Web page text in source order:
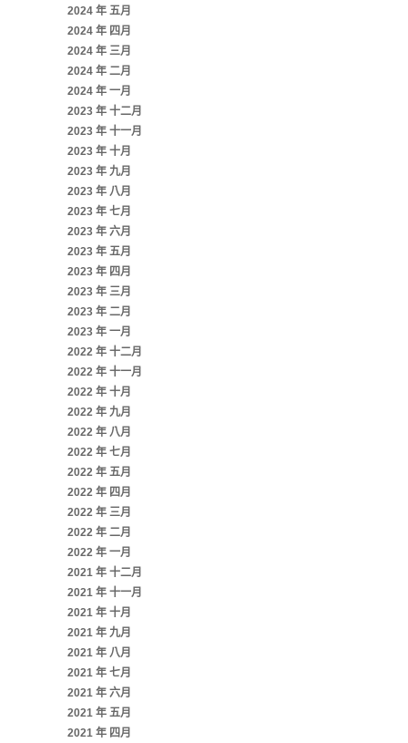
2024 年 五月
2024 年 四月
2024 年 三月
2024 年 二月
2024 年 一月
2023 年 十二月
2023 年 十一月
2023 年 十月
2023 年 九月
2023 年 八月
2023 年 七月
2023 年 六月
2023 年 五月
2023 年 四月
2023 年 三月
2023 年 二月
2023 年 一月
2022 年 十二月
2022 年 十一月
2022 年 十月
2022 年 九月
2022 年 八月
2022 年 七月
2022 年 五月
2022 年 四月
2022 年 三月
2022 年 二月
2022 年 一月
2021 年 十二月
2021 年 十一月
2021 年 十月
2021 年 九月
2021 年 八月
2021 年 七月
2021 年 六月
2021 年 五月
2021 年 四月